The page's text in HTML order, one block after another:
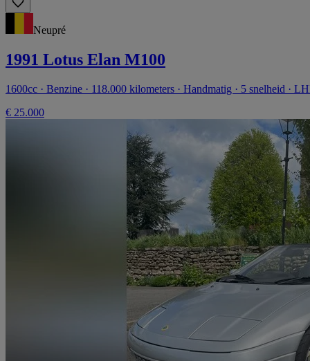
Neupré
1991 Lotus Elan M100
1600cc · Benzine · 118.000 kilometers · Handmatig · 5 snelheid ·
€ 25.000